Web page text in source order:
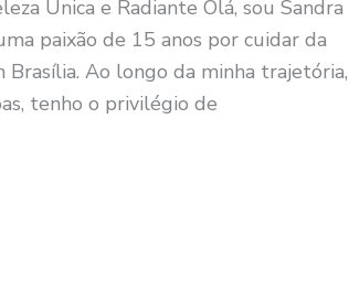
Única e Radiante Olá, sou Sandra
paixão de 15 anos por cuidar da
Ao longo da minha trajetória,
tenho o privilégio de